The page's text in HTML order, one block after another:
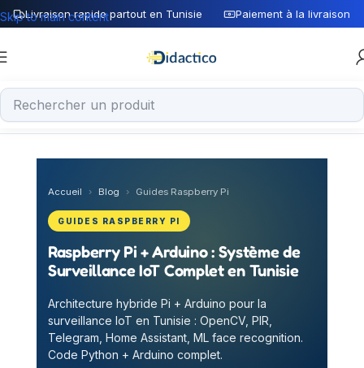
Livraison rapide partout en Tunisie Paiement à la livraison
Skip to main content
Accueil › Blog › Guides Raspberry Pi
GUIDES RASPBERRY PI
Raspberry Pi + Arduino : Système de
Surveillance IoT Complet en Tunisie
Architecture hybride Pi + Arduino pour la
surveillance IoT en Tunisie : OpenCV, PIR,
Telegram, Home Assistant, ML face recognition.
Code Python + Arduino complet.